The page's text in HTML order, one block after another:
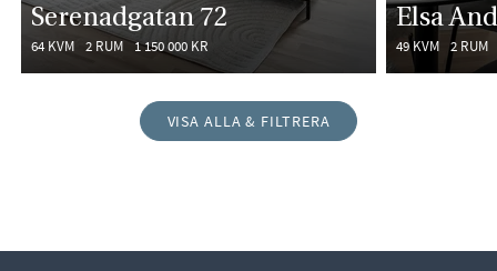
Serenadgatan 72
64 KVM 2 RUM 1 150 000 KR
Elsa
49 KVM 2 RUM
VISA ALLA & FILTRERA